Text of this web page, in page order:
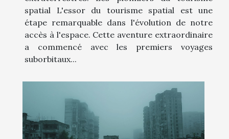
spatial L'essor du tourisme spatial est une
étape remarquable dans l'évolution de notre
accès à l'espace. Cette aventure extraordinaire
a commencé avec les premiers voyages
suborbitaux...